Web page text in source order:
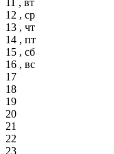
12 , ср
13 , чт
14 , пт
15 , сб
16 , вс
17
18
19
20
21
22
23